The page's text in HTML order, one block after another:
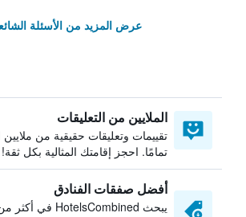
عرض المزيد من الأسئلة
الملايين من التعليقات
تقييمات وتعليقات حقيقية من ملايين
تمامًا. احجز إقامتك المثالية بكل ثقة!
أفضل صفقات الفنادق